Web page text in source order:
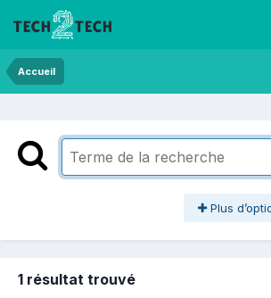
Accueil
Plus
1 résultat trouvé